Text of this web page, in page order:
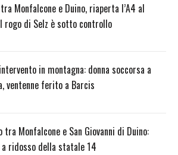
Monfalcone e Duino, riaperta l’A4 al
rogo di Selz è sotto controllo
in montagna: donna soccorsa a
ventenne ferito a Barcis
tra Monfalcone e San Giovanni di Duino:
ridosso della statale 14